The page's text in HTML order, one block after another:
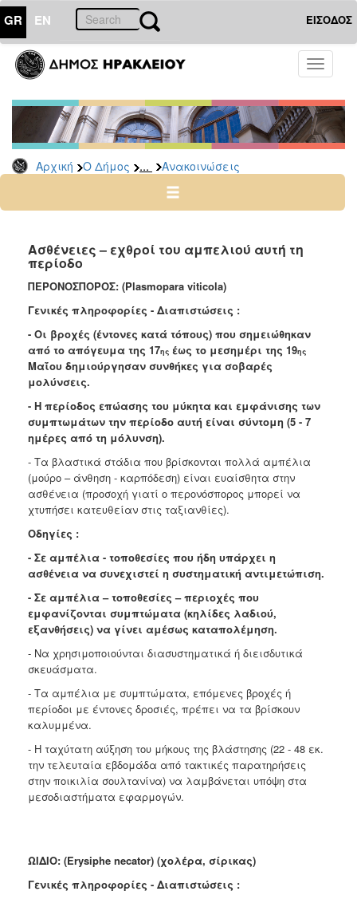
GR EN ΕΙΣΟΔΟΣ
Toggle
Αρχική Ο Δήμος ... Ανακοινώσεις
ΔΗΜΟΣ
Υπηρεσίες
&
Φορείς
Δημοτικές
Υπηρεσίες
Ηλεκτρονική
Διακυβέρνηση
Σχολικές
Επιτροπές
Αγροτική
Ανάπτυξη
Ανακοινώσεις
Προγράμματα
Προσχολική
Αγωγή
Κοιμητήρια
Κέντρο
Οικογένειας
ΠΟΛΙΤΙΣΜΟΣ
ΑΝΘΕΚΤΙΚΗ
Ασθένειες – εχθροί του αμπελιού αυτή τη
περίoδο
ΠΕΡΟΝΟΣΠΟΡΟΣ: (Plasmopara viticola)
Γενικές πληροφορίες - Διαπιστώσεις :
- Οι βροχές (έντονες κατά τόπους) που σημειώθηκαν
από το απόγευμα της 17ης έως το μεσημέρι της 19ης
Μαΐου δημιούργησαν συνθήκες για σοβαρές
μολύνσεις.
- Η περίοδος επώασης του μύκητα και εμφάνισης των
συμπτωμάτων την περίοδο αυτή είναι σύντομη (5 - 7
ημέρες από τη μόλυνση).
- Τα βλαστικά στάδια που βρίσκονται πολλά αμπέλια
(μούρο – άνθηση - καρπόδεση) είναι ευαίσθητα στην
ασθένεια (προσοχή γιατί ο περονόσπορος μπορεί να
χτυπήσει κατευθείαν στις ταξιανθίες).
Οδηγίες :
- Σε αμπέλια - τοποθεσίες που ήδη υπάρχει η
ασθένεια να συνεχιστεί η συστηματική αντιμετώπιση.
- Σε αμπέλια – τοποθεσίες – περιοχές που
εμφανίζονται συμπτώματα (κηλίδες λαδιού,
εξανθήσεις) να γίνει αμέσως καταπολέμηση.
- Να χρησιμοποιούνται διασυστηματικά ή διεισδυτικά
σκευάσματα.
- Τα αμπέλια με συμπτώματα, επόμενες βροχές ή
περίοδοι με έντονες δροσιές, πρέπει να τα βρίσκουν
καλυμμένα.
- Η ταχύτατη αύξηση του μήκους της βλάστησης (22 - 48 εκ.
την τελευταία εβδομάδα από τακτικές παρατηρήσεις
στην ποικιλία σουλτανίνα) να λαμβάνεται υπόψη στα
μεσοδιαστήματα εφαρμογών.
ΩΙΔΙΟ: (Erysiphe necator) (χολέρα, σίρικας)
Γενικές πληροφορίες - Διαπιστώσεις :